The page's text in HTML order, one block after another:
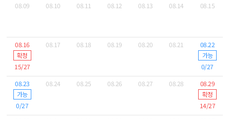
08.09 08.10 08.11 08.12 08.13 08.14 08.15
08.16
확정
15/27
08.17 08.18 08.19 08.20 08.21
08.22
가능
0/27
08.23
가능
0/27
08.24 08.25 08.26 08.27 08.28
08.29
확정
14/27